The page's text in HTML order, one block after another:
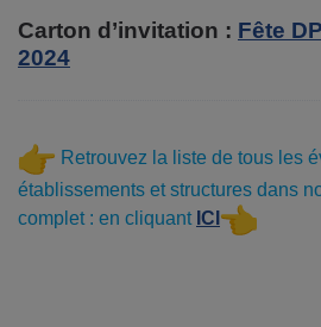
Carton d’invitation : Fête
2024
Retrouvez la liste de tous les
établissements et structures dans
complet : en cliquant ICI